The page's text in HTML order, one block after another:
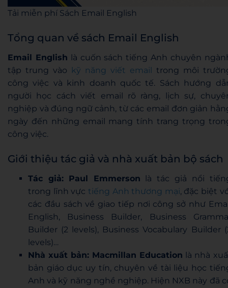
Tải miễn phí Sách Email English
Tổng quan về sách Email English
Email English là cuốn sách tiếng Anh chuyên
tập trung vào kỹ năng viết email trong môi
công việc và kinh doanh quốc tế. Sách hướng
người học cách viết email rõ ràng, lịch sự,
nghiệp và đúng ngữ cảnh, từ các email đơn giản
ngày đến những email mang tính trang trọng
công việc.
Giới thiệu tác giả và nhà xuất bản bộ sách
Tác giả: Paul Emmerson là tác giả nổi
trong lĩnh vực tiếng Anh thương mại, đặc biệt
các đầu sách về giao tiếp nơi công sở như
English, Business Builder, Business
Builder (2 levels), Business Vocabulary Builder
levels)…
Nhà xuất bản: Macmillan Education là nhà
bản giáo dục uy tín, chuyên về tài liệu học
Anh và kỹ năng nghề nghiệp. Hiện NXB này đã